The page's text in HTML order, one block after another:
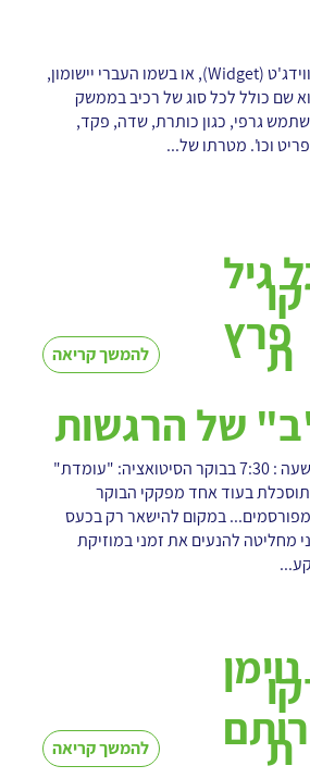
הווידג'ט (Widget), או בשמו העברי יישומון,
שם כולל לכל סוג של רכיב בממשק
גרפי, כגון כותרת, שדה, פקד,
וכו'. מטרתו של...
גיל
פרץ
להמשך קריאה
ת
של הרגשות
השעה : 7:30 בבוקר הסיטואציה: "עומדת"
בעוד אחד מפקקי הבוקר
במקום להישאר רק בכעס
מחליטה להנעים את זמני במוזיקת
רותם
להמשך קריאה
ת